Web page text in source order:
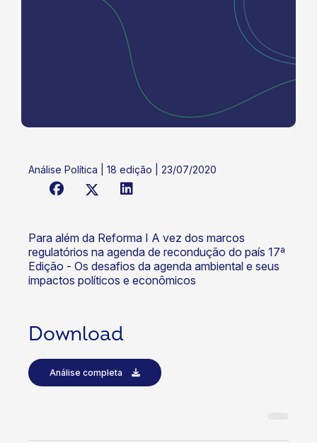
Análise Política | 18 edição | 23/07/2020
Para além da Reforma I A vez dos marcos
regulatórios na agenda de recondução do país 17ª
Edição - Os desafios da agenda ambiental e seus
impactos políticos e econômicos
Download
Análise completa